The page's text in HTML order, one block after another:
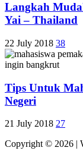
Langkah
Yai – Thailand
22 July 2018 38
Tips Untuk
Negeri
21 July 2018 27
Copyright © 2026 |